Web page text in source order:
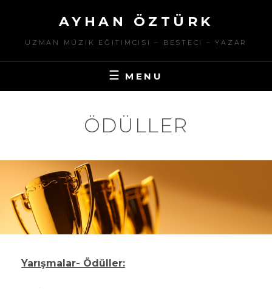
content
AYHAN ÖZTÜRK
UZMAN MÜZIK EĞITIMCISI – BESTECI – YAZAR
MENU
ÖDÜLLER
Yarışmalar- Ödüller: